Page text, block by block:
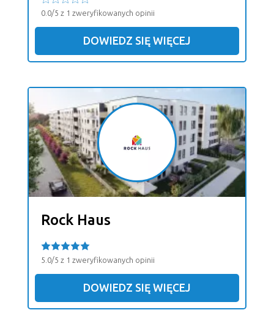
0.0/5 z 1 zweryfikowanych opinii
DOWIEDZ SIĘ WIĘCEJ
Rock Haus
5.0/5 z 1 zweryfikowanych opinii
DOWIEDZ SIĘ WIĘCEJ